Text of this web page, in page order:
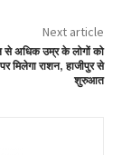
Next article
से अधिक उम्र के लोगों को
मिलेगा राशन, हाजीपुर से
शुरुआत